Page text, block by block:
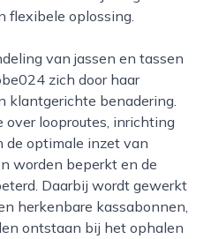
flexibele oplossing.
zich door haar
klantgerichte benadering.
over looproutes, inrichting
de optimale inzet van
worden beperkt en de
Daarbij wordt gewerkt
herkenbare kassabonnen,
ontstaan bij het ophalen